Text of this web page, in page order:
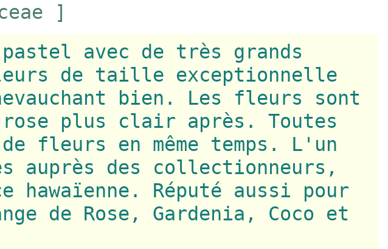
]
avec de très grands
de taille exceptionnelle
bien. Les fleurs sont
plus clair après. Toutes
fleurs en même temps. L'un
auprès des collectionneurs,
hawaïenne. Réputé aussi pour
de Rose, Gardenia, Coco et